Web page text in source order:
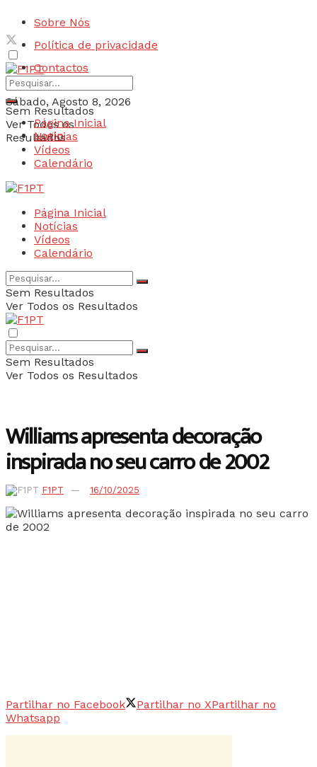
Sobre Nós
Política de privacidade
Contactos
Sábado, Agosto 8, 2026
Login
Sem Resultados
Ver Todos os
Resultados
Página Inicial
Notícias
Vídeos
Calendário
Página Inicial
Notícias
Vídeos
Calendário
Sem Resultados
Ver Todos os Resultados
Sem Resultados
Ver Todos os Resultados
Williams apresenta decoração
inspirada no seu carro de 2002
F1PT 16/10/2025
Partilhar no Facebook Partilhar no XPartilhar no
Whatsapp